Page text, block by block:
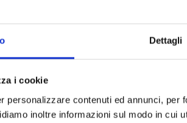
Dettagli
i cookie
personalizzare contenuti ed annunci, per
inoltre informazioni sul modo in cui